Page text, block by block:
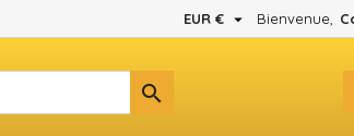
Bienvenue,
EUR € 

à votre liste d'envies.